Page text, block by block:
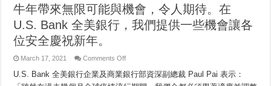
牛年帶來無限可能與機會，令人期待。在
U.S. Bank 全美銀行，我們提供一些機會讓各
位安全慶祝新年。
March 17, 2021 Comments Offon
年
帶
U.S. Bank 全美銀行企業及商業銀行部資深副總裁 Paul Pai 表示：